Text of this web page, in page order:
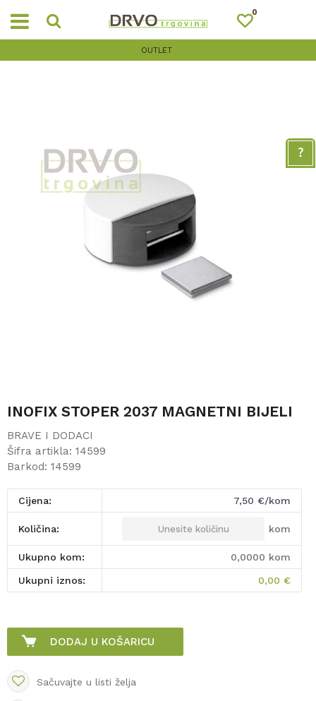
0
OUTLET
INOFIX STOPER 2037 MAGNETNI BIJELI
BRAVE I DODACI
Šifra artikla: 14599
Barkod: 14599
Cijena: 7,50 €/kom
Količina: kom
Ukupno kom: 0,0000 kom
Ukupni iznos: 0,00 €
DODAJ U KOŠARICU
Sačuvajte u listi želja